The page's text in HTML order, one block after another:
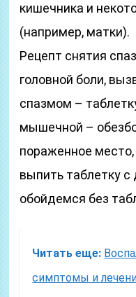
кишечника и
(например, матки).
Рецепт снятия
головной боли,
спазмом –
мышечной –
пораженное
выпить таблетку
обойдемся без
Читать еще:
симптомы и